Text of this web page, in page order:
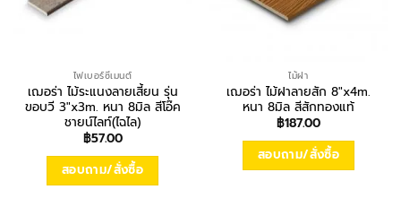
ไฟเบอร์ซีเมนต์
เฌอร่า ไม้ระแนงลายเสี้ยน รุ่น
ขอบวี 3″x3m. หนา 8มิล สีโอ๊ค
ชายน์ไลท์(ไฉไล)
฿57.00
สอบถาม/สั่งซื้อ
ไม้ฝา
เฌอร่า ไม้ฝาลายสัก 8″x4m.
หนา 8มิล สีสักทองแท้
฿187.00
สอบถาม/สั่งซื้อ